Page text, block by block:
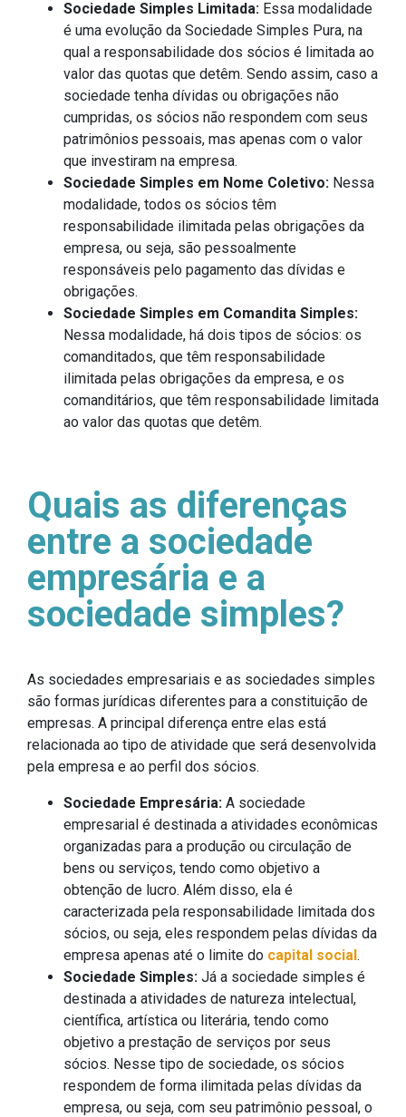
Sociedade Simples Limitada: Essa modalidade
é uma evolução da Sociedade Simples Pura, na
qual a responsabilidade dos sócios é limitada ao
valor das quotas que detêm. Sendo assim, caso a
sociedade tenha dívidas ou obrigações não
cumpridas, os sócios não respondem com seus
patrimônios pessoais, mas apenas com o valor
que investiram na empresa.
Sociedade Simples em Nome Coletivo: Nessa
modalidade, todos os sócios têm
responsabilidade ilimitada pelas obrigações da
empresa, ou seja, são pessoalmente
responsáveis pelo pagamento das dívidas e
obrigações.
Sociedade Simples em Comandita Simples:
Nessa modalidade, há dois tipos de sócios: os
comanditados, que têm responsabilidade
ilimitada pelas obrigações da empresa, e os
comanditários, que têm responsabilidade limitada
ao valor das quotas que detêm.
Quais as diferenças
entre a sociedade
empresária e a
sociedade simples?
As sociedades empresariais e as sociedades simples
são formas jurídicas diferentes para a constituição de
empresas. A principal diferença entre elas está
relacionada ao tipo de atividade que será desenvolvida
pela empresa e ao perfil dos sócios.
Sociedade Empresária: A sociedade
empresarial é destinada a atividades econômicas
organizadas para a produção ou circulação de
bens ou serviços, tendo como objetivo a
obtenção de lucro. Além disso, ela é
caracterizada pela responsabilidade limitada dos
sócios, ou seja, eles respondem pelas dívidas da
empresa apenas até o limite do capital social.
Sociedade Simples: Já a sociedade simples é
destinada a atividades de natureza intelectual,
científica, artística ou literária, tendo como
objetivo a prestação de serviços por seus
sócios. Nesse tipo de sociedade, os sócios
respondem de forma ilimitada pelas dívidas da
empresa, ou seja, com seu patrimônio pessoal, o